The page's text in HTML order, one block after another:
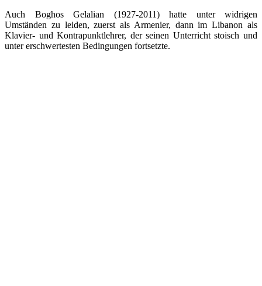
Auch Boghos Gelalian (1927-2011) hatte unter widrigen
Umständen zu leiden, zuerst als Armenier, dann im Libanon als
Klavier- und Kontrapunktlehrer, der seinen Unterricht stoisch und
unter erschwertesten Bedingungen fortsetzte.